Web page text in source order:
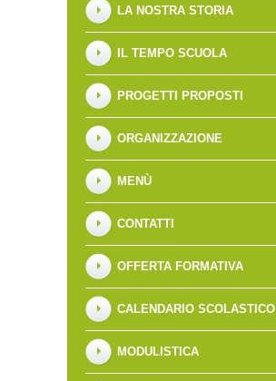
LA NOSTRA STORIA
IL TEMPO SCUOLA
PROGETTI PROPOSTI
ORGANIZZAZIONE
MENÙ
CONTATTI
OFFERTA FORMATIVA
CALENDARIO SCOLASTICO
MODULISTICA